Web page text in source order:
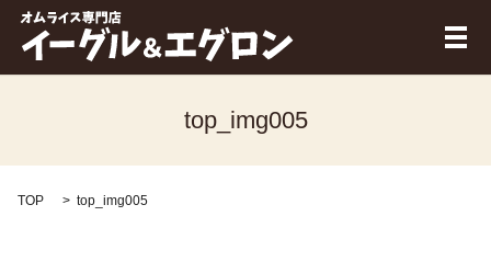
メ
top_img005
TOP top_img005